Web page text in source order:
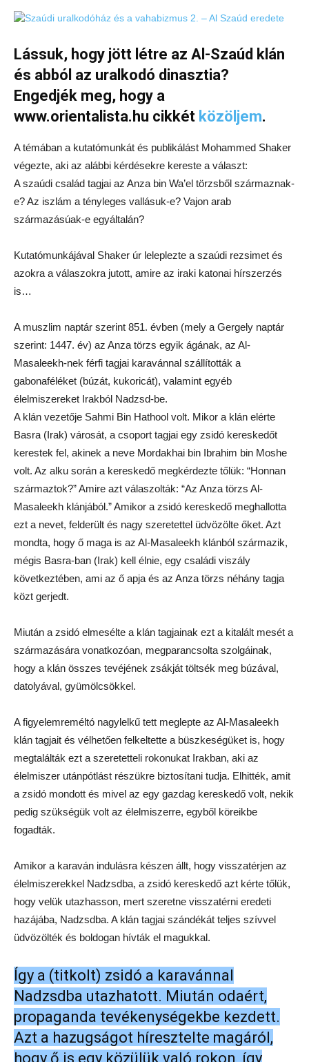
Lássuk, hogy jött létre az Al-Szaúd klán
és abból az uralkodó dinasztia?
Engedjék meg, hogy a
www.orientalista.hu cikkét közöljem.
A témában a kutatómunkát és publikálást Mohammed Shaker
végezte, aki az alábbi kérdésekre kereste a választ:
A szaúdi család tagjai az Anza bin Wa’el törzsből származnak-
e? Az iszlám a tényleges vallásuk-e? Vajon arab
származásúak-e egyáltalán?
Kutatómunkájával Shaker úr leleplezte a szaúdi rezsimet és
azokra a válaszokra jutott, amire az iraki katonai hírszerzés
is…
A muszlim naptár szerint 851. évben (mely a Gergely naptár
szerint: 1447. év) az Anza törzs egyik ágának, az Al-
Masaleekh-nek férfi tagjai karavánnal szállították a
gabonaféléket (búzát, kukoricát), valamint egyéb
élelmiszereket Irakból Nadzsd-be.
A klán vezetője Sahmi Bin Hathool volt. Mikor a klán elérte
Basra (Irak) városát, a csoport tagjai egy zsidó kereskedőt
kerestek fel, akinek a neve Mordakhai bin Ibrahim bin Moshe
volt. Az alku során a kereskedő megkérdezte tőlük: “Honnan
származtok?” Amire azt válaszolták: “Az Anza törzs Al-
Masaleekh klánjából.” Amikor a zsidó kereskedő meghallotta
ezt a nevet, felderült és nagy szeretettel üdvözölte őket. Azt
mondta, hogy ő maga is az Al-Masaleekh klánból származik,
mégis Basra-ban (Irak) kell élnie, egy családi viszály
következtében, ami az ő apja és az Anza törzs néhány tagja
közt gerjedt.
Miután a zsidó elmesélte a klán tagjainak ezt a kitalált mesét a
származására vonatkozóan, megparancsolta szolgáinak,
hogy a klán összes tevéjének zsákját töltsék meg búzával,
datolyával, gyümölcsökkel.
A figyelemreméltó nagylelkű tett meglepte az Al-Masaleekh
klán tagjait és vélhetően felkeltette a büszkeségüket is, hogy
megtalálták ezt a szeretetteli rokonukat Irakban, aki az
élelmiszer utánpótlást részükre biztosítani tudja. Elhitték, amit
a zsidó mondott és mivel az egy gazdag kereskedő volt, nekik
pedig szükségük volt az élelmiszerre, egyből köreikbe
fogadták.
Amikor a karaván indulásra készen állt, hogy visszatérjen az
élelmiszerekkel Nadzsdba, a zsidó kereskedő azt kérte tőlük,
hogy velük utazhasson, mert szeretne visszatérni eredeti
hazájába, Nadzsdba. A klán tagjai szándékát teljes szívvel
üdvözölték és boldogan hívták el magukkal.
Így a (titkolt) zsidó a karavánnal
Nadzsdba utazhatott. Miután odaért,
propaganda tevékenységekbe kezdett.
Azt a hazugságot híresztelte magáról,
hogy ő is egy közülük való rokon, így